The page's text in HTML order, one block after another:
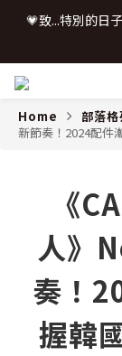
Home 部落
新節奏！2024配件
《
人》
奏！
握韓